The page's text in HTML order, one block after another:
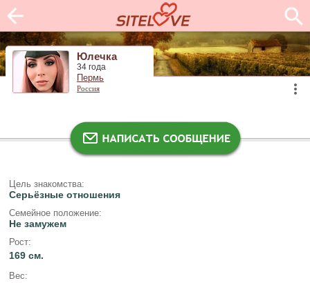
Юлечка
34 года
Пермь
Россия
Цель знакомства:
Серьёзные отношения
Семейное положение:
Не замужем
Рост:
169 см.
Вес: